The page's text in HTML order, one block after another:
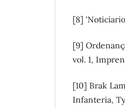
[8]
[9]
vol. 1,
[10] Brak
Infanteria,